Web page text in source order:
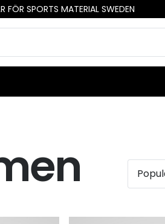
FÖR SPORTS MATERIAL SWEDEN